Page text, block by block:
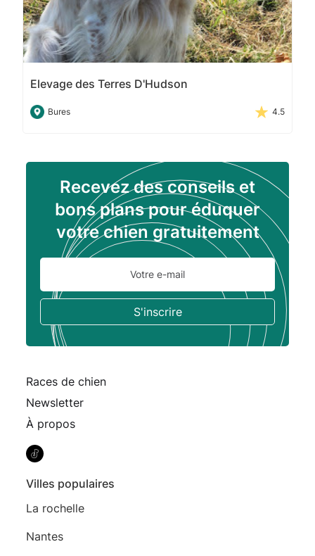
Elevage des Terres D'Hudson
Bures 4.5
Recevez des conseils et
bons plans pour éduquer
votre chien gratuitement
Races de chien
Newsletter
À propos
Villes populaires
La rochelle
Nantes